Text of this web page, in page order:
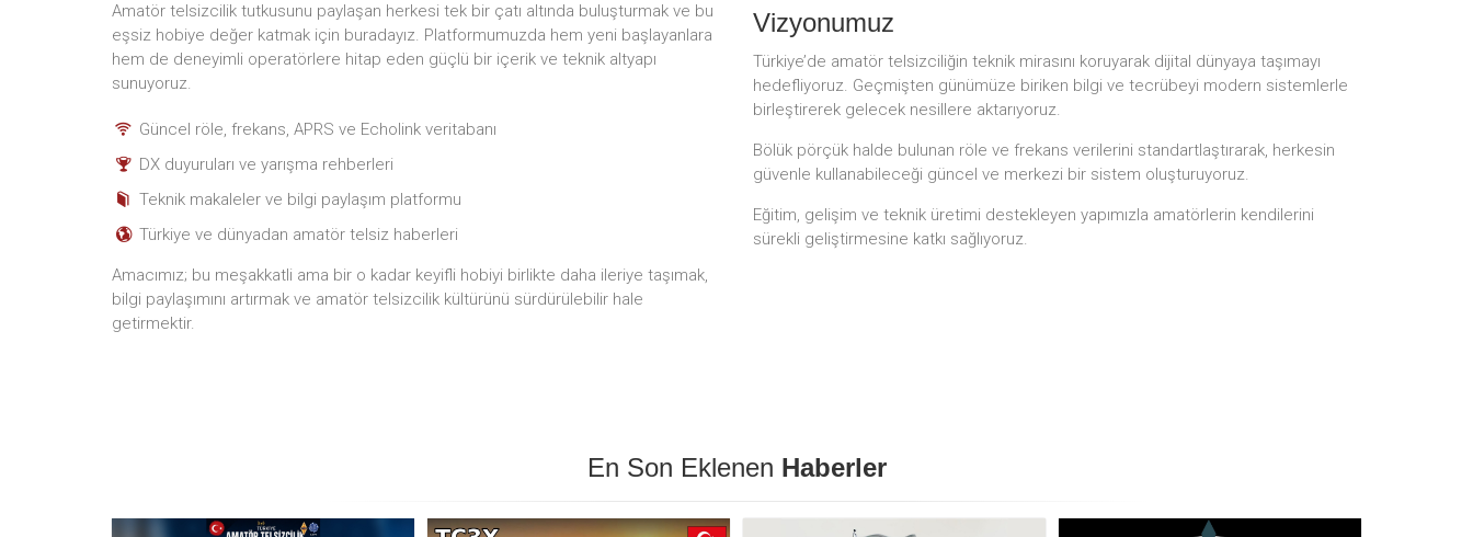
Amatör telsizcilik tutkusunu paylaşan herkesi tek bir çatı altında buluşturmak ve bu
eşsiz hobiye değer katmak için buradayız. Platformumuzda hem yeni başlayanlara
hem de deneyimli operatörlere hitap eden güçlü bir içerik ve teknik altyapı
sunuyoruz.
Güncel röle, frekans, APRS ve Echolink veritabanı
DX duyuruları ve yarışma rehberleri
Teknik makaleler ve bilgi paylaşım platformu
Türkiye ve dünyadan amatör telsiz haberleri
Amacımız; bu meşakkatli ama bir o kadar keyifli hobiyi birlikte daha ileriye taşımak,
bilgi paylaşımını artırmak ve amatör telsizcilik kültürünü sürdürülebilir hale
getirmektir.
Vizyonumuz
Türkiye’de amatör telsizciliğin teknik mirasını koruyarak dijital dünyaya taşımayı
hedefliyoruz. Geçmişten günümüze biriken bilgi ve tecrübeyi modern sistemlerle
birleştirerek gelecek nesillere aktarıyoruz.
Bölük pörçük halde bulunan röle ve frekans verilerini standartlaştırarak, herkesin
güvenle kullanabileceği güncel ve merkezi bir sistem oluşturuyoruz.
Eğitim, gelişim ve teknik üretimi destekleyen yapımızla amatörlerin kendilerini
sürekli geliştirmesine katkı sağlıyoruz.
En Son Eklenen Haberler